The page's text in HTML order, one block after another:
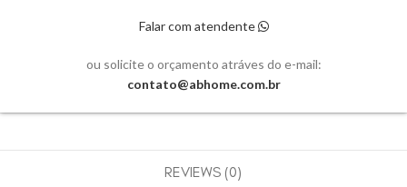
Falar com atendente
ou solicite o orçamento atráves do e-mail:
contato@abhome.com.br
REVIEWS (0)